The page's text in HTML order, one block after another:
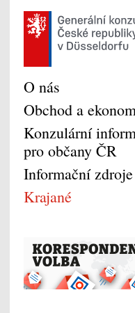
O nás
Obchod a
Konzulární
pro občany ČR
Informační zdroje
Krajané